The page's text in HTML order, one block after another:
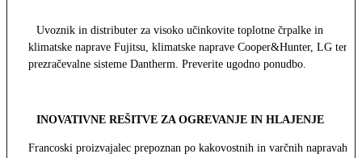
Uvoznik in distributer za visoko učinkovite toplotne črpalke in
klimatske naprave Fujitsu, klimatske naprave Cooper&Hunter, LG ter
prezračevalne sisteme Dantherm. Preverite ugodno ponudbo.
INOVATIVNE REŠITVE ZA OGREVANJE IN HLAJENJE
Francoski proizvajalec prepoznan po kakovostnih in varčnih napravah